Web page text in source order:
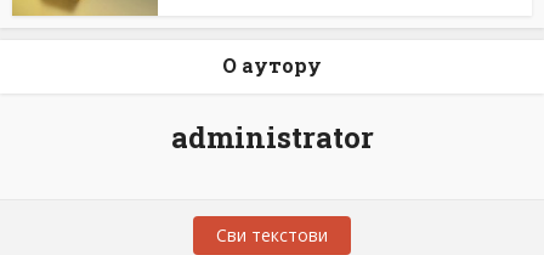
О аутору
administrator
Сви текстови